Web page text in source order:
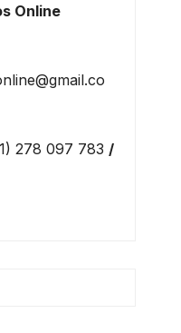
Online
278 097 783 /